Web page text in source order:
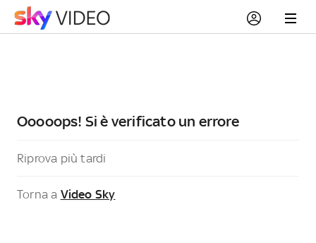
Ooooops! Si è verificato un errore
Riprova più tardi
Torna a Video Sky